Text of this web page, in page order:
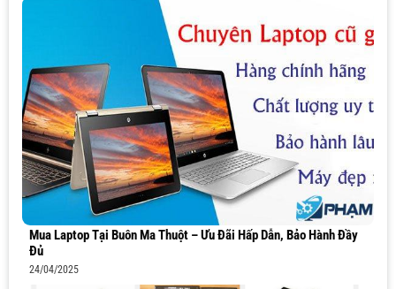
Mua Laptop Tại Buôn Ma Thuột – Ưu Đãi Hấp Dẫn, Bảo Hành Đầy
Đủ
24/04/2025